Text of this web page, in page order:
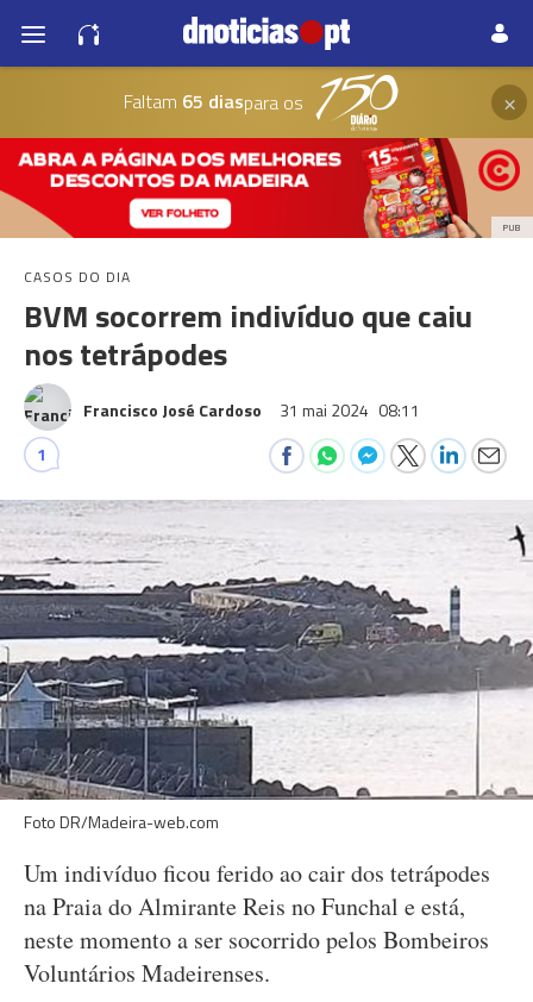
Faltam 65 diaspara os ×
PUB
CASOS DO DIA
BVM socorrem indivíduo que caiu
nos tetrápodes
Francisco José Cardoso 31 mai 2024 08:11
1
Foto DR/Madeira-web.com
Um indivíduo ficou ferido ao cair dos tetrápodes
na Praia do Almirante Reis no Funchal e está,
neste momento a ser socorrido pelos Bombeiros
Voluntários Madeirenses.